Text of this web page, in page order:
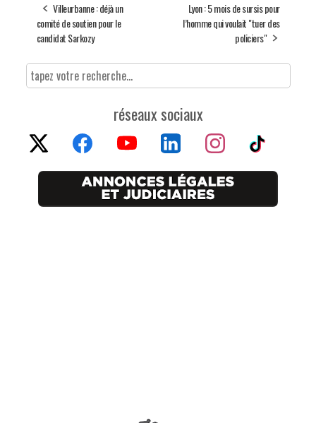
Villeurbanne : déjà un
comité de soutien pour le
candidat Sarkozy
Lyon : 5 mois de sursis pour
l’homme qui voulait "tuer des
policiers"
réseaux sociaux